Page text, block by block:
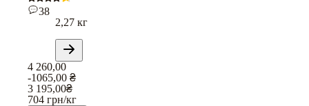
38
2,27 кг
4 260,00
-1065,00 ₴
3 195,00₴
704 грн/кг